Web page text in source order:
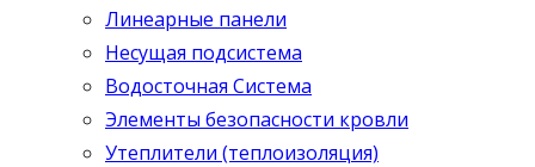
Линеарные панели
Несущая подсистема
Водосточная Система
Элементы безопасности кровли
Утеплители (теплоизоляция)